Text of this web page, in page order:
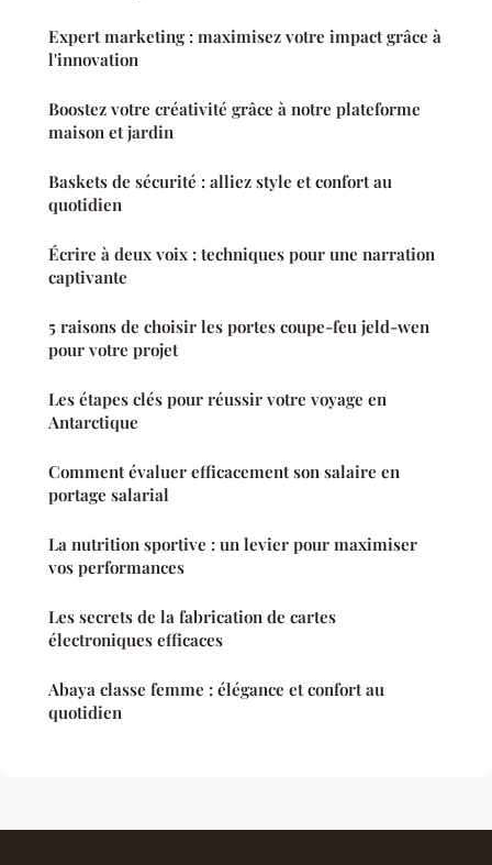
Expert marketing : maximisez votre impact grâce à
l'innovation
Boostez votre créativité grâce à notre plateforme
maison et jardin
Baskets de sécurité : alliez style et confort au
quotidien
Écrire à deux voix : techniques pour une narration
captivante
5 raisons de choisir les portes coupe-feu jeld-wen
pour votre projet
Les étapes clés pour réussir votre voyage en
Antarctique
Comment évaluer efficacement son salaire en
portage salarial
La nutrition sportive : un levier pour maximiser
vos performances
Les secrets de la fabrication de cartes
électroniques efficaces
Abaya classe femme : élégance et confort au
quotidien